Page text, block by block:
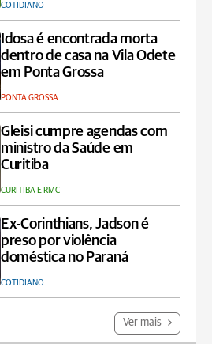
COTIDIANO
Idosa é encontrada morta
dentro de casa na Vila Odete
em Ponta Grossa
PONTA GROSSA
Gleisi cumpre agendas com
ministro da Saúde em
Curitiba
CURITIBA E RMC
Ex-Corinthians, Jadson é
preso por violência
doméstica no Paraná
COTIDIANO
Ver mais